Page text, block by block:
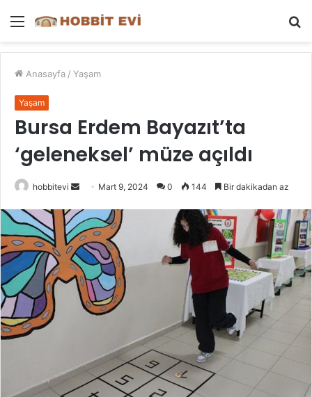
Menü
Anasayfa / Yaşam
Yaşam
Bursa Erdem Bayazıt’ta
‘geleneksel’ müze açıldı
hobbitevi
Bir
posta
göndermek
Mart 9, 2024 0 144 Bir dakikadan az